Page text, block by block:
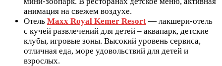
анимация на свежем воздухе.
Отель Maxx Royal Kemer Resort — лакшери-отель
с кучей развлечений для детей – аквапарк, детские
клубы, игровые зоны. Высокий уровень сервиса,
отличная еда, море удовольствий для детей и
взрослых.